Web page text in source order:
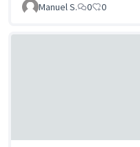
Manuel S. 0 0